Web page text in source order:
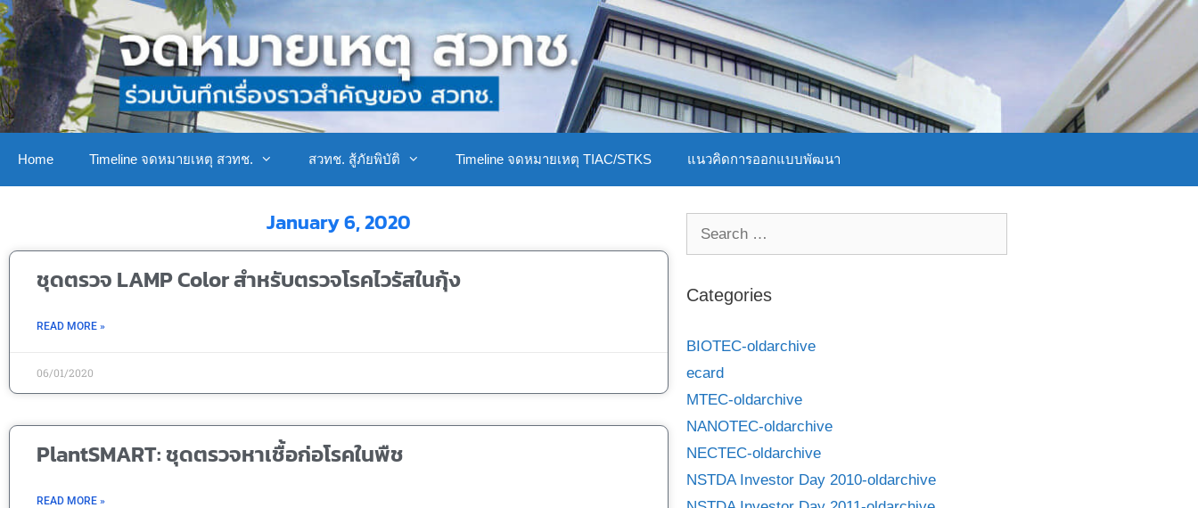
Home Timeline จดหมายเหตุ สวทช. สวทช. สู้ภัยพิบัติ Timeline จดหมายเหตุ TIAC/STKS แนวคิดการออกแบบพัฒนา
January 6, 2020
ชุดตรวจ LAMP Color สำหรับตรวจโรคไวรัสในกุ้ง
READ MORE »
06/01/2020
PlantSMART: ชุดตรวจหาเชื้อก่อโรคในพืช
READ MORE »
Categories
BIOTEC-oldarchive
ecard
MTEC-oldarchive
NANOTEC-oldarchive
NECTEC-oldarchive
NSTDA Investor Day 2010-oldarchive